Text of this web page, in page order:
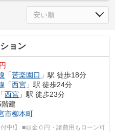
ョン
「苦楽園口 」駅 徒歩18分
「西宮 」駅 徒歩24分
「西宮 」駅 徒歩23分
建
市柳本町
中!】 ■頭金０円・諸費用もローン可